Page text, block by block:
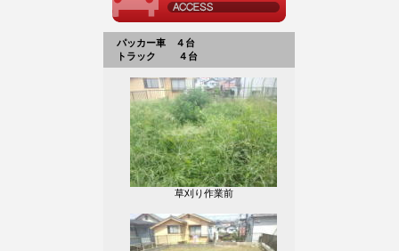
パッカー車 ４台
トラック ４台
草刈り作業前